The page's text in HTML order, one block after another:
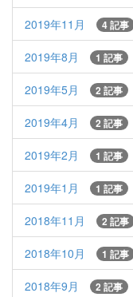
2019年11月 4 記事
2019年8月 1 記事
2019年5月 2 記事
2019年4月 2 記事
2019年2月 1 記事
2019年1月 1 記事
2018年11月 2 記事
2018年10月 1 記事
2018年9月 2 記事